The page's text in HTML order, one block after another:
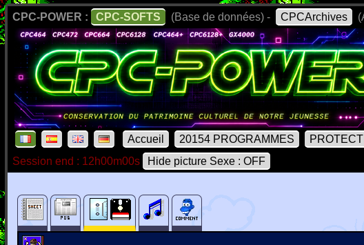
CPC-POWER : CPC-SOFTS (Base de données) - CPCArchives
Accueil 20154 PROGRAMMES
Session end : 12h00m00s
Hide picture Sexe : OFF